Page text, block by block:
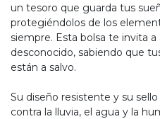
un tesoro que guarda tus
protegiéndolos de los
siempre. Esta bolsa te invita
desconocido, sabiendo que
están a salvo.
Su diseño resistente y su
contra la lluvia, el agua y la